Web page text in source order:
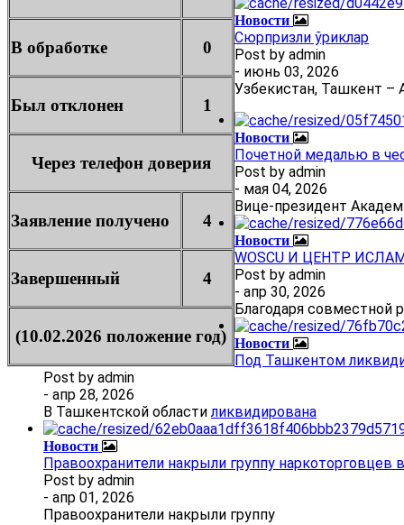
В обработке 0
Был отклонен 1
Через телефон доверия
Заявление получено 4
Завершенный 4
(10.02.2026 положение год)
Новости
Сюрпризли ўриклар
Post by admin
- июнь 03, 2026
Узбекистан, Ташкент –
Новости
Почетной медалью в
Post by admin
- мая 04, 2026
Вице-президент
Новости
WOSCU И ЦЕНТР
Post by admin
- апр 30, 2026
Благодаря совместной
Новости
Под Ташкентом
Post by admin
- апр 28, 2026
В Ташкентской областиликвидирована
Новости
Правоохранители накрыли группу
Post by admin
- апр 01, 2026
Правоохранители накрыли группу